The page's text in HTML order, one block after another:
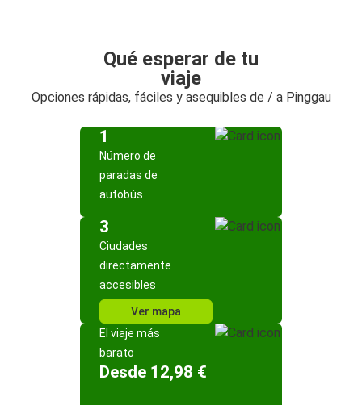
Qué esperar de tu
viaje
Opciones rápidas, fáciles y asequibles de / a Pinggau
1
Número de
paradas de
autobús
3
Ciudades
directamente
accesibles
Ver mapa
El viaje más
barato
Desde 12,98 €